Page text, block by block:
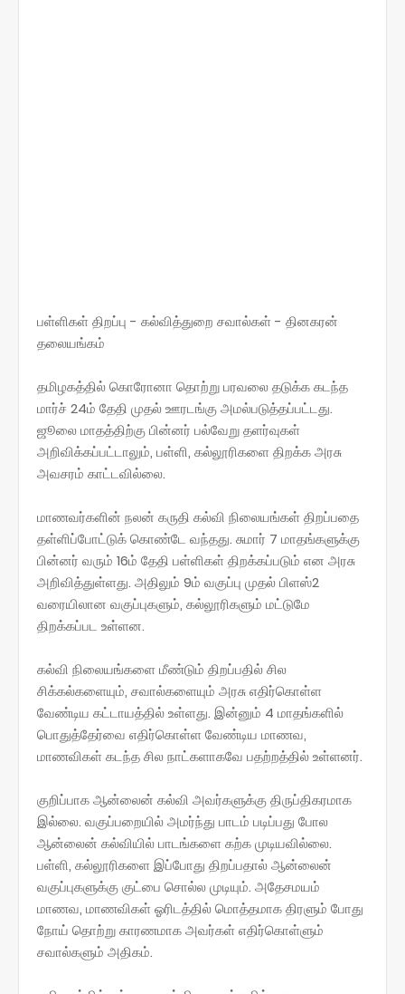
பள்ளிகள் திறப்பு - கல்வித்துறை சவால்கள் - தினகரன்
தலையங்கம்
தமிழகத்தில் கொரோனா தொற்று பரவலை தடுக்க கடந்த
மார்ச் 24ம் தேதி முதல் ஊரடங்கு அமல்படுத்தப்பட்டது.
ஜூலை மாதத்திற்கு பின்னர் பல்வேறு தளர்வுகள்
அறிவிக்கப்பட்டாலும், பள்ளி, கல்லூரிகளை திறக்க அரசு
அவசரம் காட்டவில்லை.
மாணவர்களின் நலன் கருதி கல்வி நிலையங்கள் திறப்பதை
தள்ளிப்போட்டுக் கொண்டே வந்தது. சுமார் 7 மாதங்களுக்கு
பின்னர் வரும் 16ம் தேதி பள்ளிகள் திறக்கப்படும் என அரசு
அறிவித்துள்ளது. அதிலும் 9ம் வகுப்பு முதல் பிளஸ்2
வரையிலான வகுப்புகளும், கல்லூரிகளும் மட்டுமே
திறக்கப்பட உள்ளன.
கல்வி நிலையங்களை மீண்டும் திறப்பதில் சில
சிக்கல்களையும், சவால்களையும் அரசு எதிர்கொள்ள
வேண்டிய கட்டாயத்தில் உள்ளது. இன்னும் 4 மாதங்களில்
பொதுத்தேர்வை எதிர்கொள்ள வேண்டிய மாணவ,
மாணவிகள் கடந்த சில நாட்களாகவே பதற்றத்தில் உள்ளனர்.
குறிப்பாக ஆன்லைன் கல்வி அவர்களுக்கு திருப்திகரமாக
இல்லை. வகுப்பறையில் அமர்ந்து பாடம் படிப்பது போல
ஆன்லைன் கல்வியில் பாடங்களை கற்க முடியவில்லை.
பள்ளி, கல்லூரிகளை இப்போது திறப்பதால் ஆன்லைன்
வகுப்புகளுக்கு குட்பை சொல்ல முடியும். அதேசமயம்
மாணவ, மாணவிகள் ஓரிடத்தில் மொத்தமாக திரளும் போது
நோய் தொற்று காரணமாக அவர்கள் எதிர்கொள்ளும்
சவால்களும் அதிகம்.